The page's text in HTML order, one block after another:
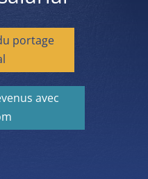
portage
avec